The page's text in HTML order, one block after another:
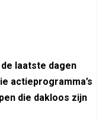
laatste dagen
actieprogramma’s
die dakloos zijn